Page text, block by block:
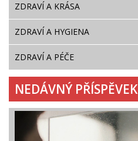
ZDRAVÍ A KRÁSA
ZDRAVÍ A HYGIENA
ZDRAVÍ A PÉČE
NEDÁVNÝ PŘÍSPĚVEK